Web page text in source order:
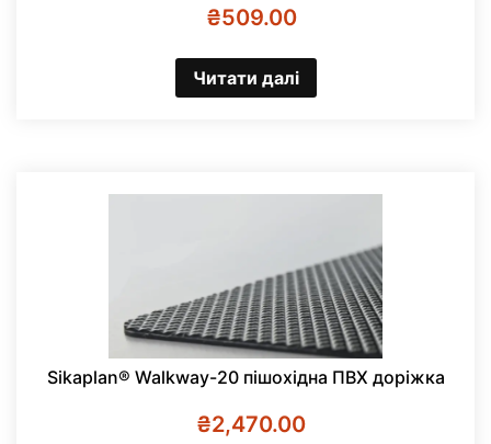
₴509.00
Читати далі
Sikaplan® Walkway-20 пішохідна ПВХ доріжка
₴2,470.00